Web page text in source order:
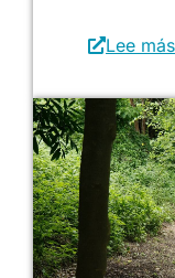
Lee más